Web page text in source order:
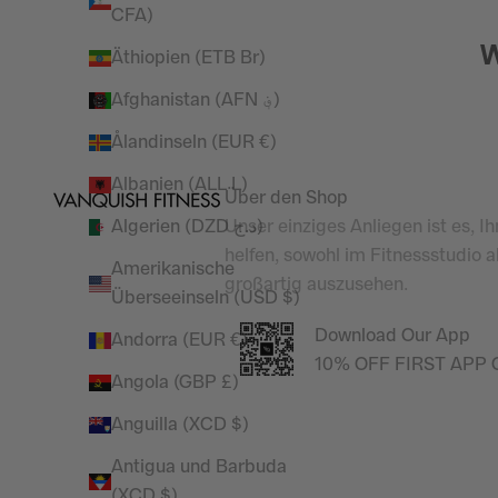
CFA)
Äthiopien (ETB Br)
Afghanistan (AFN ؋)
Ålandinseln (EUR €)
Albanien (ALL L)
Algerien (DZD د.ج)
Amerikanische
Überseeinseln (USD $)
Andorra (EUR €)
Angola (GBP £)
Anguilla (XCD $)
Antigua und Barbuda
Über den Shop
Unser einziges Anliegen ist es,
helfen, sowohl im Fitnessstudio
großartig auszusehen.
Download Our App
10% OFF FIRST APP